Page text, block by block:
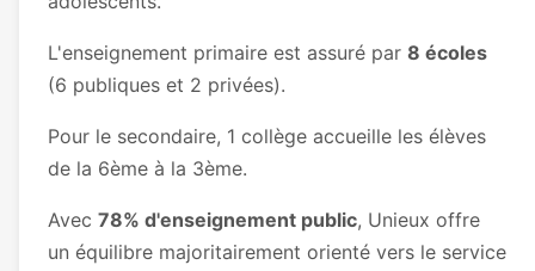
L'enseignement primaire est assuré par 8 écoles
(6 publiques et 2 privées).
Pour le secondaire, 1 collège accueille les élèves
de la 6ème à la 3ème.
Avec 78% d'enseignement public, Unieux offre
un équilibre majoritairement orienté vers le service